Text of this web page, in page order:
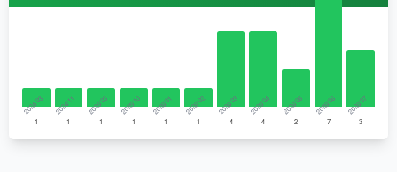
2024/03
1
2024/11
1
2025/03
1
2025/10
1
2026/01
1
2026/02
1
2026/03
4
2026/04
4
2026/05
2
2026/06
7
2026/07
3